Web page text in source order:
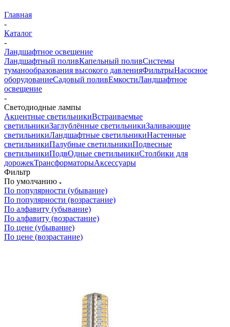
Главная
-
Каталог
-
Ландшафтное освещение
Ландшафтный поливКапельный поливСистемы
туманообразования высокого давленияФильтрыНасосное
оборудованиеСадовый поливЕмкостиЛандшафтное
освещение
-
Светодиодные лампы
Акцентные светильникиВстраиваемые
светильникиЗаглублённые светильникиЗаливающие
светильникиЛандшафтные светильникиНастенные
светильникиПалубные светильникиПодвесные
светильникиПодвОдные светильникиСтолбики для
дорожекТрансформаторыАксессуары
Фильтр
По умолчанию
По популярности (убывание)
По популярности (возрастание)
По алфавиту (убывание)
По алфавиту (возрастание)
По цене (убывание)
По цене (возрастание)